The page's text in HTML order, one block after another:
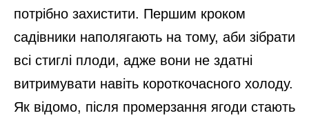
потрібно захистити. Першим кроком
садівники наполягають на тому, аби зібрати
всі стиглі плоди, адже вони не здатні
витримувати навіть короткочасного холоду.
Як відомо, після промерзання ягоди стають